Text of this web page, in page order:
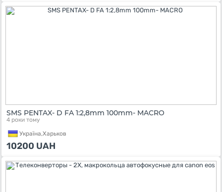
SMS PENTAX- D FA 1:2,8mm 100mm- MACRO
4 роки тому
Україна,Харьков
10200 UAH